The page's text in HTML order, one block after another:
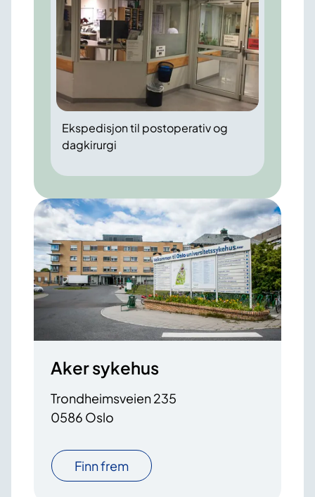
Ekspedisjon til postoperativ og
dagkirurgi
Aker sykehus
Trondheimsveien 235
0586 Oslo
Finn frem